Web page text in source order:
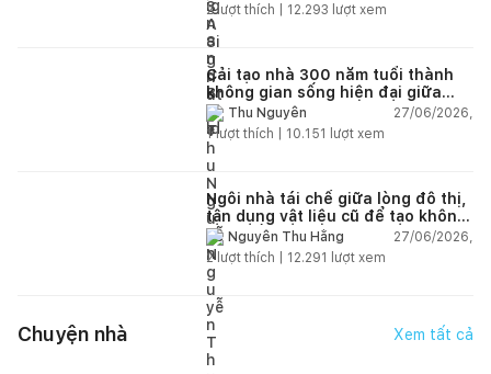
2lượt thích | 12.293 lượt xem
Cải tạo nhà 300 năm tuổi thành
không gian sống hiện đại giữa
thiên nhiên
Thu Nguyễn
27/06/2026,
1lượt thích | 10.151 lượt xem
Ngôi nhà tái chế giữa lòng đô thị,
tận dụng vật liệu cũ để tạo không
gian sống linh hoạt
Nguyễn Thu Hằng
27/06/2026,
2lượt thích | 12.291 lượt xem
Chuyện nhà Xem tất cả